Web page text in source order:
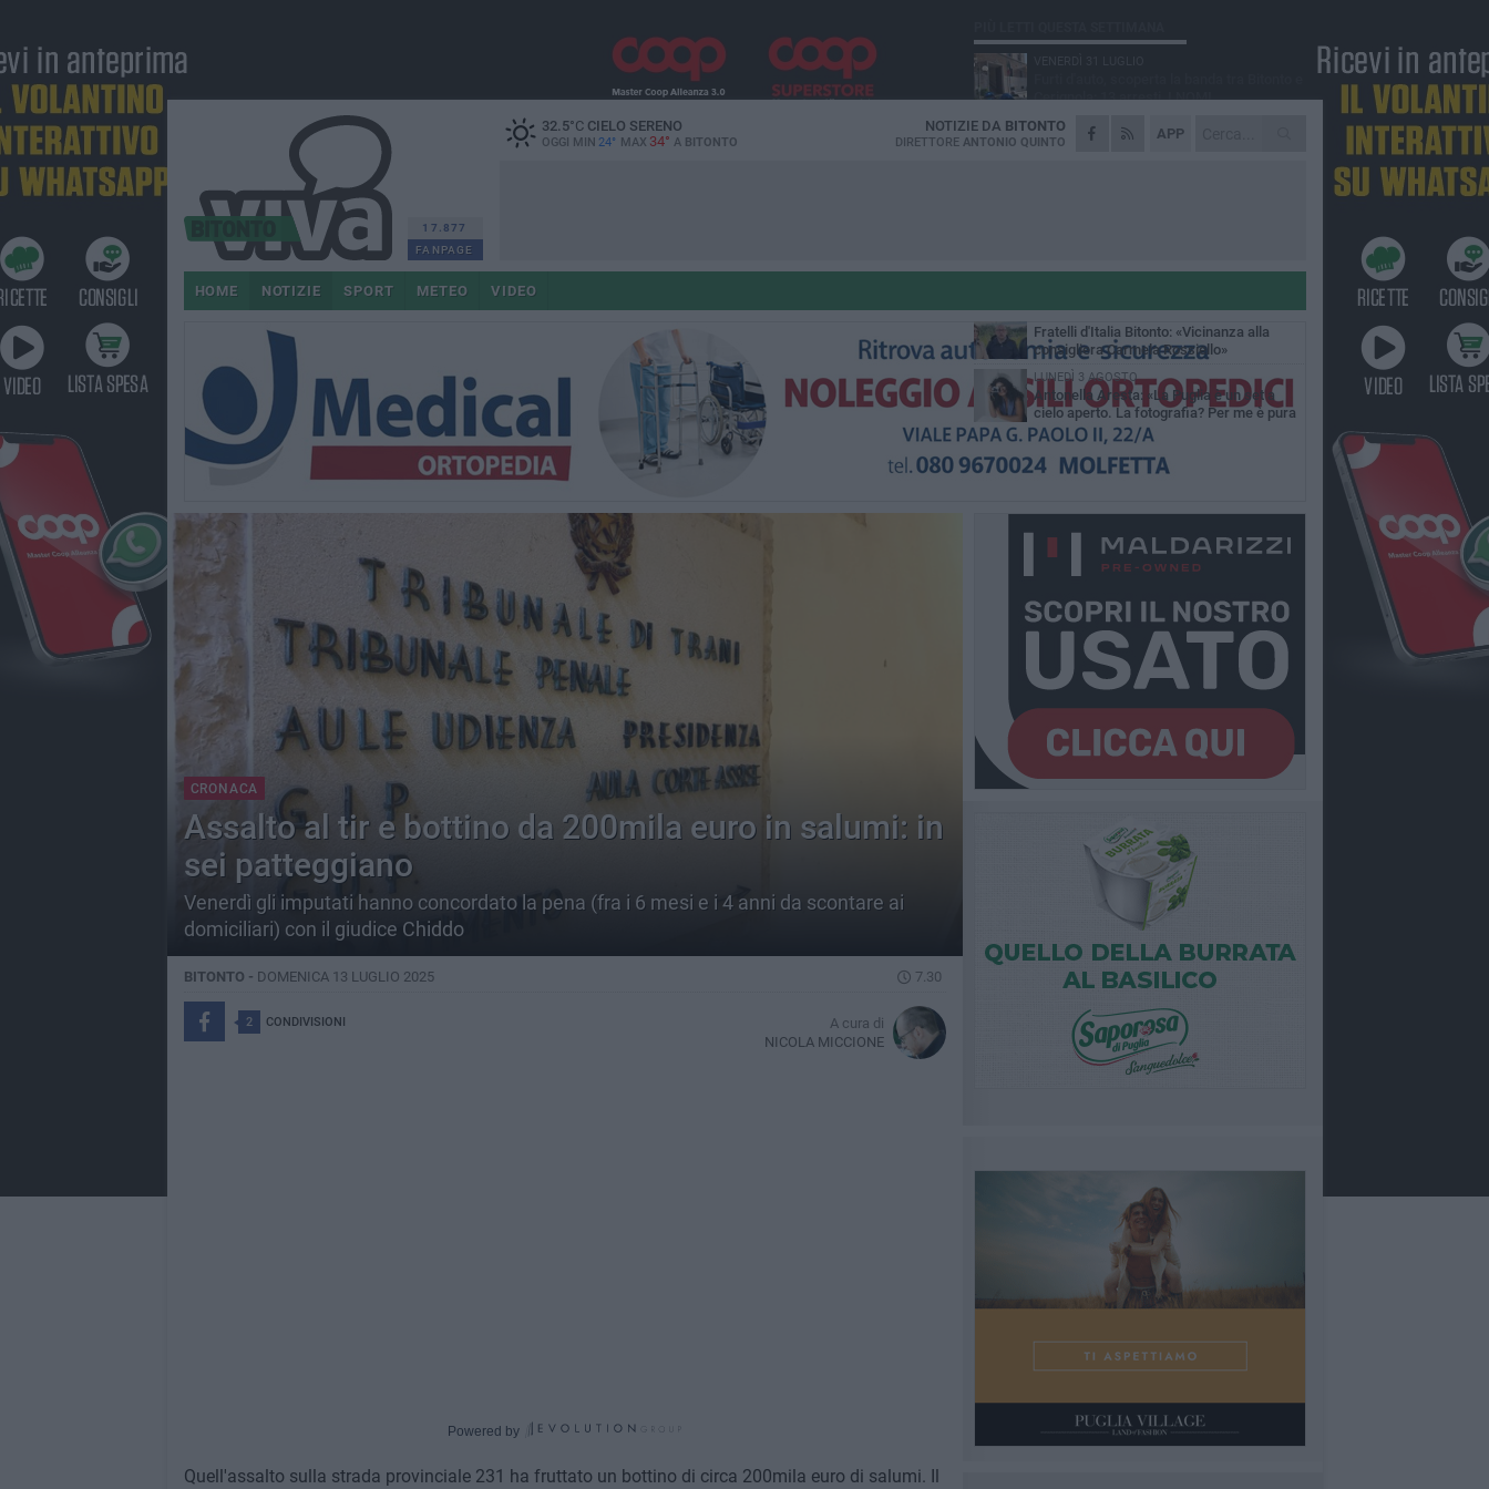
17.877
FANPAGE
32.5°CCIELO SERENO
OGGI MIN 24° MAX 34° A BITONTO
APP
NOTIZIE DA BITONTO
DIRETTORE ANTONIO QUINTO
HOME NOTIZIE SPORT METEO VIDEO
CRONACA
Assalto al tir e bottino da 200mila euro in salumi: in
sei patteggiano
Venerdì gli imputati hanno concordato la pena (fra i 6 mesi e i 4 anni da scontare ai
domiciliari) con il giudice Chiddo
BITONTO - DOMENICA 13 LUGLIO 2025 7.30
2 CONDIVISIONI
A cura di
NICOLA MICCIONE
Powered by
Quell'assalto sulla strada provinciale 231 ha fruttato un bottino di circa 200mila euro di salumi. Il
Cerignola: 13 arresti, I NOMI
MARTEDÌ 4 AGOSTO
Armati di bastoni fuggono con l'incasso,
"Case a un euro", Comune chiama a
DOMENICA 2 AGOSTO
Fratelli d'Italia Bitonto: «Vicinanza alla
consigliera Carmela Rossiello»
LUNEDÌ 3 AGOSTO
Antonella Aresta: «La Puglia è un set a
cielo aperto. La fotografia? Per me è pura
poesia»